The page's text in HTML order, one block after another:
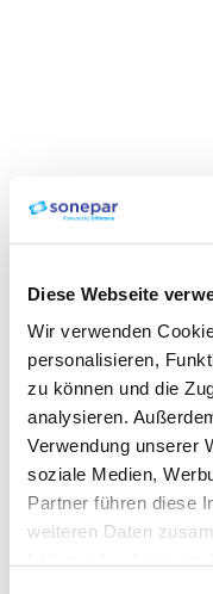
Diese Webseite
Wir verwenden
personalisieren,
zu können und die
analysieren.
Verwendung unserer
soziale Medien,
Partner führen diese
weiteren Daten